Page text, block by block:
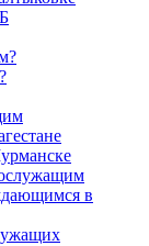
в